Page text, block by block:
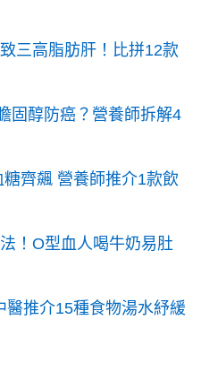
三高脂肪肝！比拼12款
固醇防癌？營養師拆解4
齊飆 營養師推介1款飲
！O型血人喝牛奶易肚
醫推介15種食物湯水紓緩